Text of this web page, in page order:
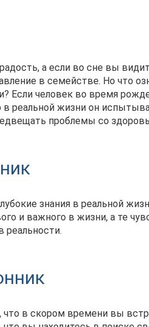
а если во сне вы
в семействе. Но что
Если человек во время
реальной жизни он
проблемы со
знания в реальной
и важного в жизни, а те
реальности.
в скором времени вы